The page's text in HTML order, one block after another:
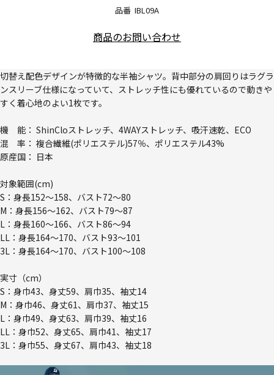
品番 IBL09A
商品のお問い合わせ
切替え配色デザインが特徴的な半袖シャツ。背中部分の肩回りはラグラ
ンスリーブ仕様になっていて、ストレッチ性にも優れているので動きや
すく着心地のよい1枚です。
機 能： ShinCloストレッチ、4WAYストレッチ、吸汗速乾、ECO
混 率： 複合繊維(ポリエステル)57％、ポリエステル43%
原産国： 日本
対象範囲(cm)
S：身長152～158、バスト72～80
M：身長156～162、バスト79～87
L：身長160～166、バスト86～94
LL：身長164～170、バスト93～101
3L：身長164～170、バスト100～108
実寸（cm）
S：身巾43、身丈59、肩巾35、袖丈14
M：身巾46、身丈61、肩巾37、袖丈15
L：身巾49、身丈63、肩巾39、袖丈16
LL：身巾52、身丈65、肩巾41、袖丈17
3L：身巾55、身丈67、肩巾43、袖丈18